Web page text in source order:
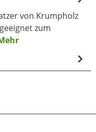
von Krumpholz
zum